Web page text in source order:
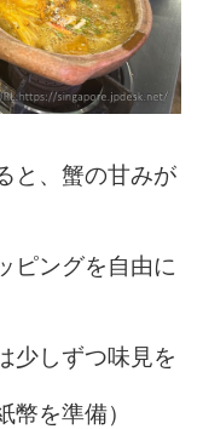
と、蟹の甘みが
ピングを自由に
少しずつ味見を
幣を準備）